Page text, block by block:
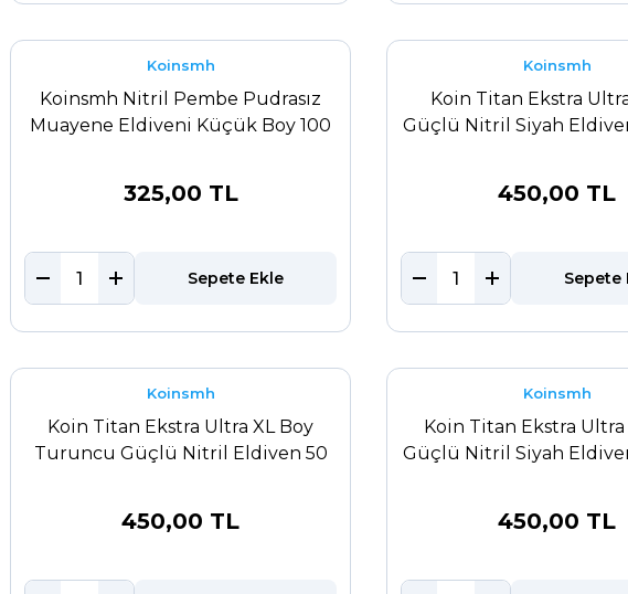
Koinsmh
Koinsmh Nitril Pembe Pudrasız
Muayene Eldiveni Küçük Boy 100
325,00 TL
Sepete Ekle
Koinsmh
Koin Titan Ekstra
Güçlü Nitril Siyah
450,00 TL
Sepete
Koinsmh
Koin Titan Ekstra Ultra XL Boy
Turuncu Güçlü Nitril Eldiven 50
450,00 TL
Koinsmh
Koin Titan Ekstra Ultra
Güçlü Nitril Siyah
450,00 TL